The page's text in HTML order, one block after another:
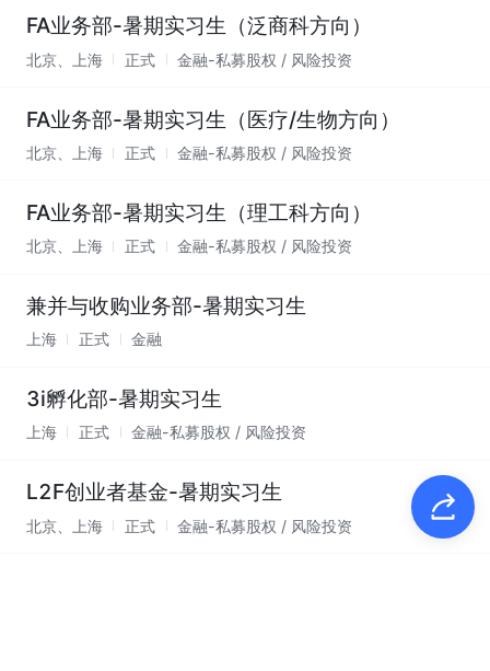
FA业务部-暑期实习生（泛商科方向）
北京、上海 正式 金融-私募股权 / 风险投资
FA业务部-暑期实习生（医疗/生物方向）
北京、上海 正式 金融-私募股权 / 风险投资
FA业务部-暑期实习生（理工科方向）
北京、上海 正式 金融-私募股权 / 风险投资
兼并与收购业务部-暑期实习生
上海 正式 金融
3i孵化部-暑期实习生
上海 正式 金融-私募股权 / 风险投资
L2F创业者基金-暑期实习生
北京、上海 正式 金融-私募股权 / 风险投资